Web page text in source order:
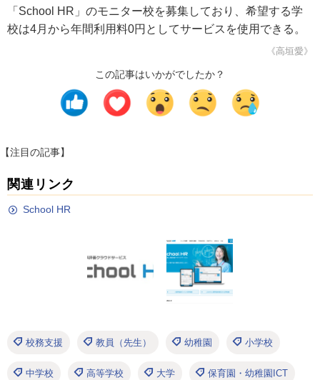
「School HR」のモニター校を募集しており、希望する学
校は4月から年間利用料0円としてサービスを使用できる。
《高垣愛》
この記事はいかがでしたか？
【注目の記事】
関連リンク
School HR
校務支援 教員（先生） 幼稚園 小学校
中学校 高等学校 大学 保育園・幼稚園ICT